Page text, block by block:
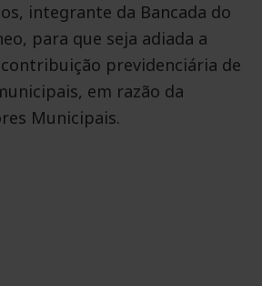
integrante da Bancada do
para que seja adiada a
previdenciária de
em razão da
Municipais.